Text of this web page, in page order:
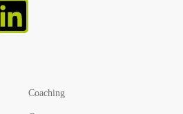
Coaching